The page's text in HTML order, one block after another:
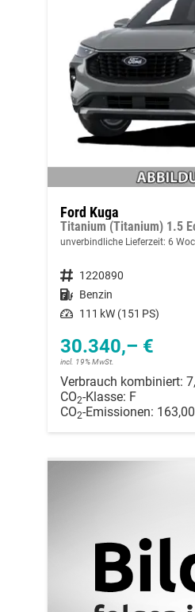
Ford Kuga
unverbindliche Lieferzeit: 6
Fahrzeugnummer 1220890
Kraftstoff Benzin
Leistung 111 kW (151 PS)
30.340,– €
incl. 19% MwSt.
Verbrauch kombiniert:
CO2-Klasse: F
CO2-Emissionen: